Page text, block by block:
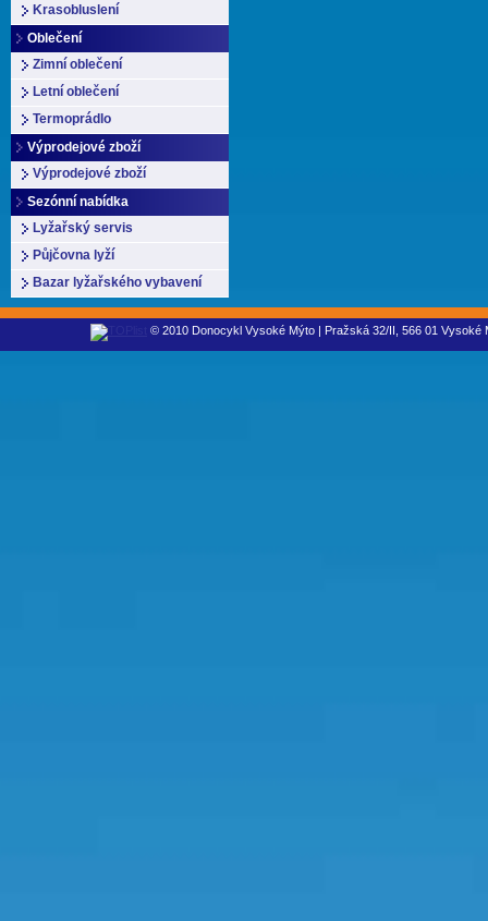
Krasobluslení
Oblečení
Zimní oblečení
Letní oblečení
Termoprádlo
Výprodejové zboží
Výprodejové zboží
Sezónní nabídka
Lyžařský servis
Půjčovna lyží
Bazar lyžařského vybavení
© 2010 Donocykl Vysoké Mýto | Pražská 32/II, 566 01 Vysoké